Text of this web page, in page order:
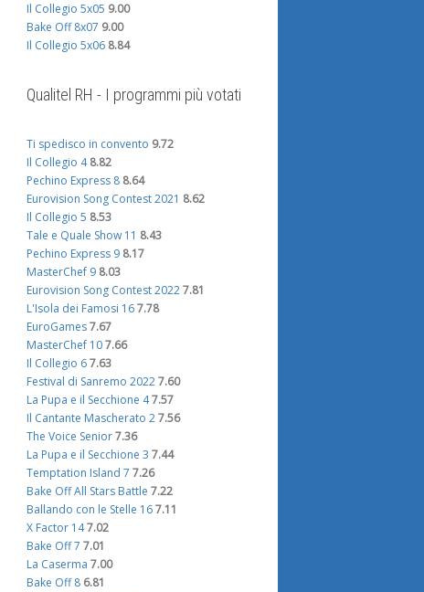
Il Collegio 5x05 9.00
Bake Off 8x07 9.00
Il Collegio 5x06 8.84
Qualitel RH - I programmi più votati
Ti spedisco in convento 9.72
Il Collegio 4 8.82
Pechino Express 8 8.64
Eurovision Song Contest 2021 8.62
Il Collegio 5 8.53
Tale e Quale Show 11 8.43
Pechino Express 9 8.17
MasterChef 9 8.03
Eurovision Song Contest 20227.81
L'Isola dei Famosi 167.78
EuroGames7.67
MasterChef 107.66
Il Collegio 67.63
Festival di Sanremo 20227.60
La Pupa e il Secchione 47.57
Il Cantante Mascherato 27.56
The Voice Senior7.36
La Pupa e il Secchione 3 7.44
Temptation Island 7 7.26
Bake Off All Stars Battle 7.22
Ballando con le Stelle 167.11
X Factor 147.02
Bake Off 7 7.01
La Caserma 7.00
Bake Off 8 6.81